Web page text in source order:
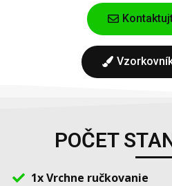
POČET
1x Vrchne ručkovanie